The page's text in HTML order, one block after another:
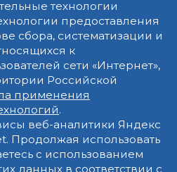
технологии
предоставления
сбора, систематизации и
к
сети «Интернет»,
Российской
применения
.
веб-аналитики Яндекс
Продолжая использовать
с использованием
данных в соответствии с